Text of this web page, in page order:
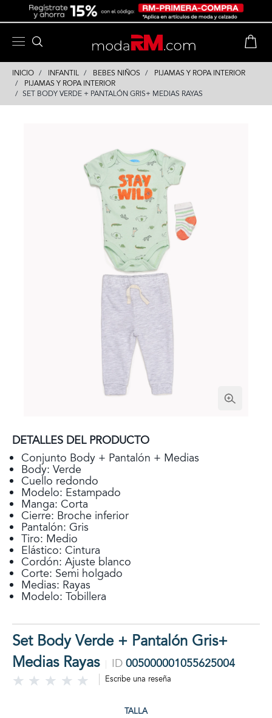
INICIO INFANTIL BEBES NIÑOS
PIJAMAS Y ROPA INTERIOR
PIJAMAS Y ROPA INTERIOR
SET BODY VERDE + PANTALÓN GRIS+ MEDIAS RAYAS
DETALLES DEL PRODUCTO
Conjunto Body + Pantalón + Medias
Body: Verde
Cuello redondo
Modelo: Estampado
Manga: Corta
Cierre: Broche inferior
Pantalón: Gris
Tiro: Medio
Elástico: Cintura
Cordón: Ajuste blanco
Corte: Semi holgado
Medias: Rayas
Modelo: Tobillera
Set Body Verde + Pantalón Gris+
Medias Rayas
ID 005000001055625004
Escribe una reseña
TALLA